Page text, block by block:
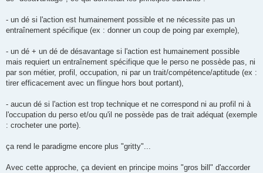
- un dé si l'action est humainement possible et ne nécessite pas un
entraînement spécifique (ex : donner un coup de poing par exemple),
- un dé + un dé de désavantage si l'action est humainement possible
mais requiert un entraînement spécifique que le perso ne possède pas, ni
par son métier, profil, occupation, ni par un trait/compétence/aptitude (ex :
tirer efficacement avec un flingue hors bout portant),
- aucun dé si l'action est trop technique et ne correspond ni au profil ni à
l'occupation du perso et/ou qu'il ne possède pas de trait adéquat (exemple
: crocheter une porte).
ça rend le paradigme encore plus "gritty"...
Avec cette approche, ça devient en principe moins "gros bill" d'accorder